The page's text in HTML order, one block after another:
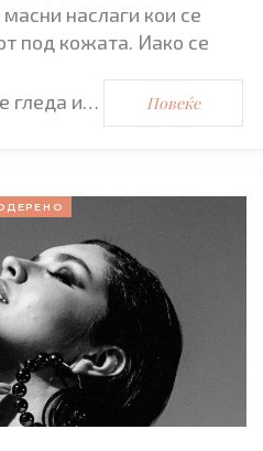
наслаги кои се
под кожата. Иако се
гледа и… Повеќе